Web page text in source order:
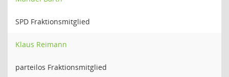
SPD Fraktionsmitglied
Klaus Reimann
parteilos Fraktionsmitglied